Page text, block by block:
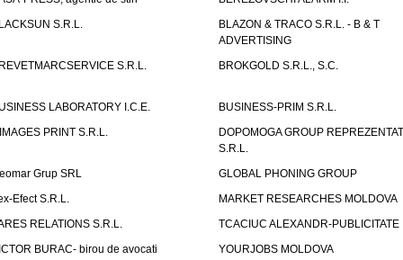
S.R.L.
BLAZON & TRACO S.R.L. - B & T
ADVERTISING
S.R.L.
BROKGOLD S.R.L., S.C.
LABORATORY I.C.E.
BUSINESS-PRIM S.R.L.
PRINT S.R.L.
DOPOMOGA GROUP
S.R.L.
Grup SRL
GLOBAL PHONING GROUP
Efect S.R.L.
MARKET RESEARCHES MOLDOVA
RELATIONS S.R.L.
TCACIUC ALEXANDR-PUBLICITATE
BURAC- birou de avocati
YOURJOBS MOLDOVA